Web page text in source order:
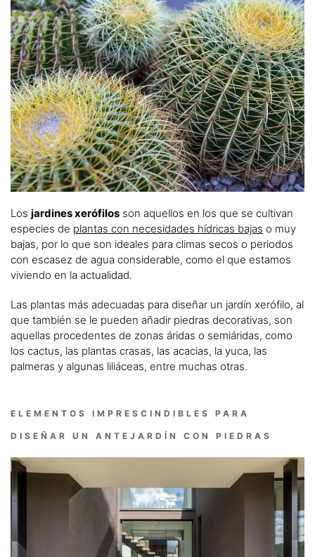
Los jardines xerófilos son aquellos en los que se cultivan
especies de plantas con necesidades hídricas bajas o muy
bajas, por lo que son ideales para climas secos o periodos
con escasez de agua considerable, como el que estamos
viviendo en la actualidad.
Las plantas más adecuadas para diseñar un jardín xerófilo, al
que también se le pueden añadir piedras decorativas, son
aquellas procedentes de zonas áridas o semiáridas, como
los cactus, las plantas crasas, las acacias, la yuca, las
palmeras y algunas liliáceas, entre muchas otras.
ELEMENTOS IMPRESCINDIBLES PARA
DISEÑAR UN ANTEJARDÍN CON PIEDRAS